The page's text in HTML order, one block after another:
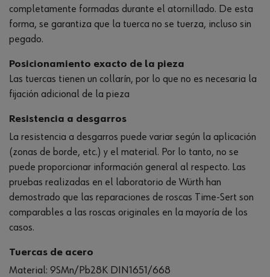
completamente formadas durante el atornillado. De esta
forma, se garantiza que la tuerca no se tuerza, incluso sin
pegado.
Posicionamiento exacto de la pieza
Las tuercas tienen un collarín, por lo que no es necesaria la
fijación adicional de la pieza
Resistencia a desgarros
La resistencia a desgarros puede variar según la aplicación
(zonas de borde, etc.) y el material. Por lo tanto, no se
puede proporcionar información general al respecto. Las
pruebas realizadas en el laboratorio de Würth han
demostrado que las reparaciones de roscas Time-Sert son
comparables a las roscas originales en la mayoría de los
casos.
Tuercas de acero
Material: 9SMn/Pb28K DIN1651/668